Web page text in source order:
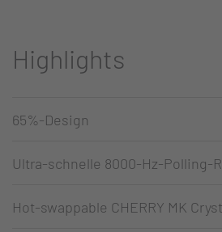
Highlights
65%-Design
Ultra-schnelle 8000-Hz-Polling-
Hot-swappable CHERRY MK